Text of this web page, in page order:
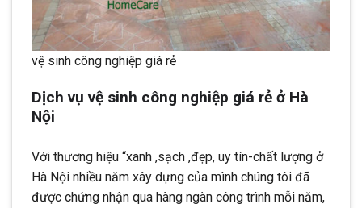
vệ sinh công nghiệp giá rẻ
Dịch vụ vệ sinh công nghiệp giá rẻ ở Hà
Nội
Với thương hiệu “xanh ,sạch ,đẹp, uy tín-chất lượng ở
Hà Nội nhiều năm xây dựng của mình chúng tôi đã
được chứng nhận qua hàng ngàn công trình mỗi năm,